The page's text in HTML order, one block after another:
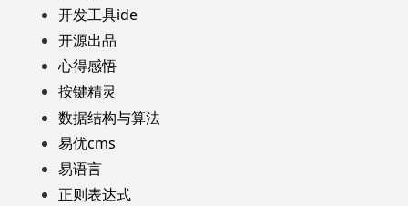
开发工具ide
开源出品
心得感悟
按键精灵
数据结构与算法
易优cms
易语言
正则表达式